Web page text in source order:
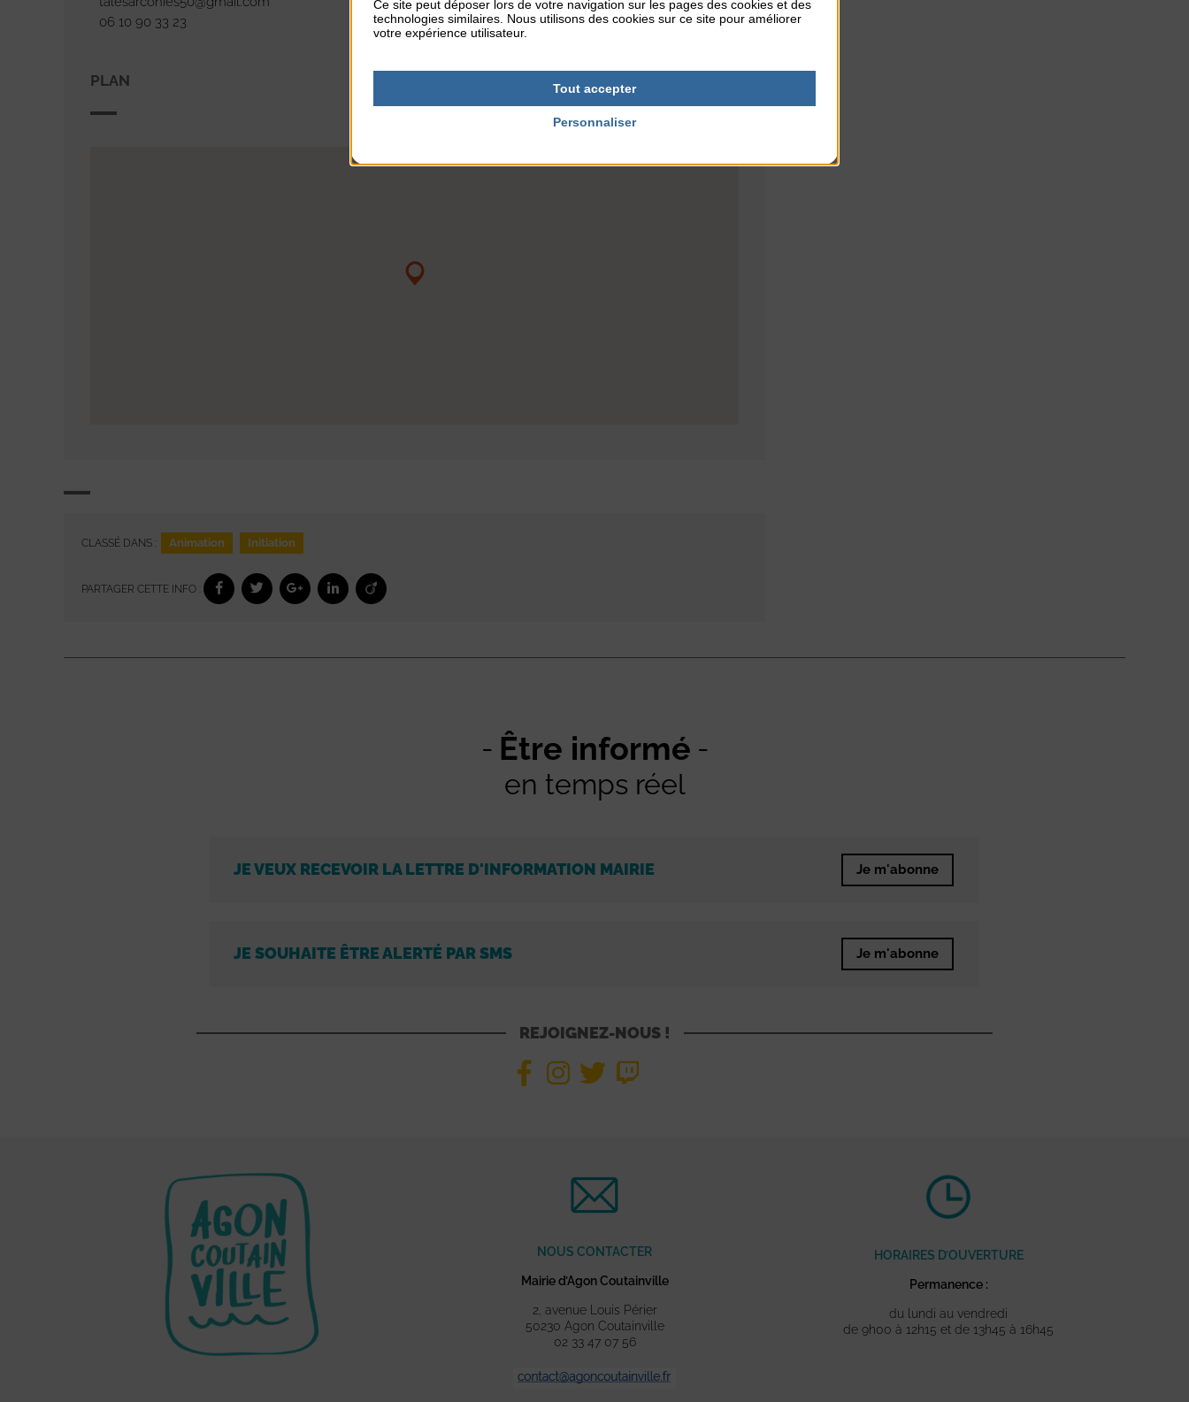
06 10 90 33 23
PLAN
CLASSÉ DANS : Animation Initiation
PARTAGER CETTE INFO :
Être informé
en temps réel
JE VEUX RECEVOIR LA LETTRE D'INFORMATION MAIRIE Je m'abonne
JE SOUHAITE ÊTRE ALERTÉ PAR SMS Je m'abonne
REJOIGNEZ-NOUS !
NOUS CONTACTER
Mairie d’Agon Coutainville
2, avenue Louis Périer
50230 Agon Coutainville
02 33 47 07 56
HORAIRES D’OUVERTURE
Permanence :
du lundi au vendredi
de 9h00 à 12h15 et de 13h45 à 16h45
Ce site peut déposer lors de votre navigation sur les pages des cookies et des
technologies similaires. Nous utilisons des cookies sur ce site pour améliorer
votre expérience utilisateur.
Tout accepter
Personnaliser